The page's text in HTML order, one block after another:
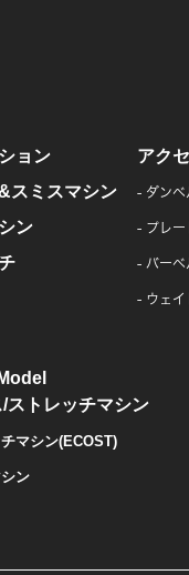
ョン
スミスマシン
ン
アク
ダンベ
プレー
バーベ
ウェイ
/ストレッチマシン
マシン(ECOST)
ン